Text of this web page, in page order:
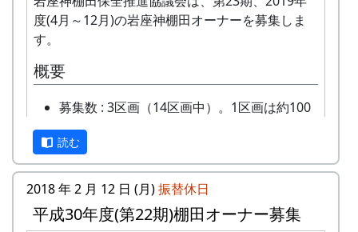
度(4月～12月)の岩座神棚田オーナーを募集しま
す。
概要
募集数 : 3区画（14区画中）。1区画は約100
平方メートルです。
応募資格 : まじめに農業に取り組み、自然と
ふれあう勇気をお持ちで、地域になじめるか
た。家族や団体でも結構です。
年会費 : 1区画5万円です。
申込み期限 : 2019年3月15日。
読む
2018 年 2 月 12 日 (月)振替休日
平成30年度(第22期)棚田オーナー募集